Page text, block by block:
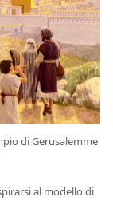
di Gerusalemme
al modello di